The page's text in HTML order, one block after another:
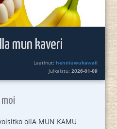
mun kaveri
Laatinut:henniuwukawaii
Julkaistu:2026-01-09
moi
ollA MUN KAMU